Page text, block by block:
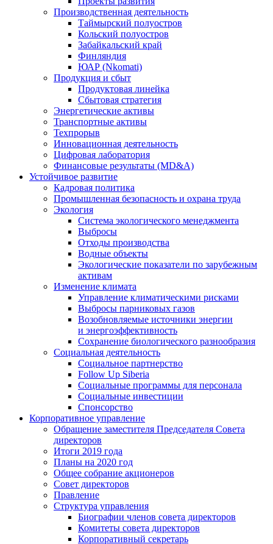
Производственная деятельность
Таймырский полуостров
Кольский полуостров
Забайкальский край
Финляндия
ЮАР (Nkomati)
Продукция и сбыт
Продуктовая линейка
Сбытовая стратегия
Энергетические активы
Транспортные активы
Техпрорыв
Инновационная деятельность
Цифровая лаборатория
Финансовые результаты (MD&A)
Устойчивое развитие
Кадровая политика
Промышленная безопасность и охрана труда
Экология
Система экологического менеджмента
Выбросы
Отходы производства
Водные объекты
Экологические показатели по зарубежным
активам
Изменение климата
Управление климатическими рисками
Выбросы парниковых газов
Возобновляемые источники энергии
и энергоэффективность
Сохранение биологического разнообразия
Социальная деятельность
Социальное партнерство
Follow Up Siberia
Социальные программы для персонала
Социальные инвестиции
Спонсорство
Корпоративное управление
Обращение заместителя Председателя Совета
директоров
Итоги 2019 года
Планы на 2020 год
Общее собрание акционеров
Совет директоров
Правление
Структура управления
Биографии членов совета директоров
Комитеты совета директоров
Корпоративный секретарь